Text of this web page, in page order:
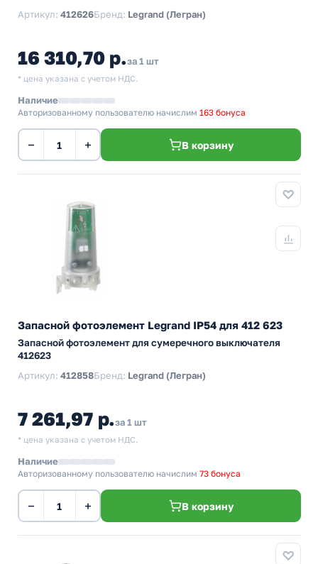
Артикул: 412626Бренд: Legrand (Легран)
16 310,70 р.за 1 шт
* цена указана с учетом НДС.
Наличие
Авторизованному пользователю начислим 163 бонуса
− + В корзину
Запасной фотоэлемент Legrand IP54 для 412 623
Запасной фотоэлемент для сумеречного выключателя
412623
Артикул: 412858Бренд: Legrand (Легран)
7 261,97 р.за 1 шт
* цена указана с учетом НДС.
Наличие
Авторизованному пользователю начислим 73 бонуса
− + В корзину